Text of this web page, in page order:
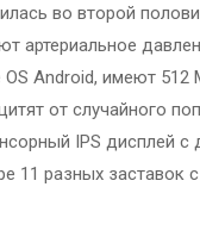
во второй
артериальное
Android, имеют 512
от случайного
IPS дисплей с
11 разных